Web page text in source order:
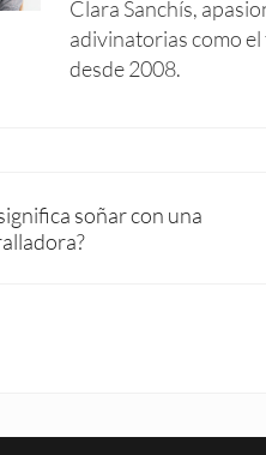
Clara Sanchís,
adivinatorias como
desde 2008.
soñar con una